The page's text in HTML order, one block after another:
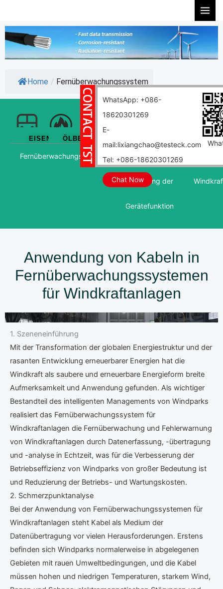
WhatsApp: +086-
18620301269
E-
mail:lixiangchao@testeck.com
Tel: +086-18620301269
Chat Now
springen
Home / Fernüberwachungssystem
EISENBAHNÖLBENZIN
Fernüberwachungssystem System zur
Steuerung der
Gerätefunktion
Anwendung von Kabeln in
Fernüberwachungssystemen
für Windkraftanlagen
1. Szeneneinführung
Mit der Transformation der globalen Energiestruktur und der
rasanten Entwicklung erneuerbarer Energien hat die
Windkraft als saubere und erneuerbare Energieform breite
Aufmerksamkeit und Anwendung gefunden. Als wichtiger
Bestandteil des intelligenten Managements von Windparks
realisiert das Fernüberwachungssystem für
Windkraftanlagen die Fernüberwachung und Fehlerwarnung
von Windkraftanlagen durch Datenerfassung, -übertragung
und -analyse in Echtzeit, was für die Verbesserung der
Betriebseffizienz von Windparks von großer Bedeutung ist
und Reduzierung der Betriebs- und Wartungskosten.
2. Schmerzpunktanalyse
Bei der Anwendung von Fernüberwachungssystemen für
Windkraftanlagen steht Kabel als Medium der
Datenübertragung vor vielen Herausforderungen. Erstens
befinden sich Windparks normalerweise in abgelegenen
Gebieten mit rauen Umweltbedingungen, und die Kabel
müssen hohen und niedrigen Temperaturen, starkem Wind,